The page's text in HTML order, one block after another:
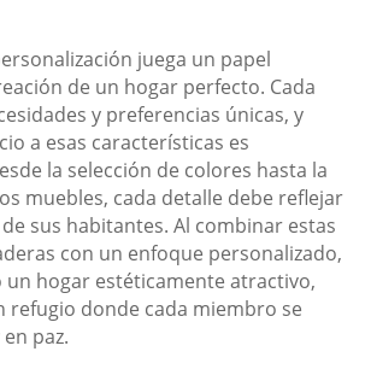
juega un papel
de un hogar perfecto. Cada
y preferencias únicas, y
a esas características es
la selección de colores hasta la
muebles, cada detalle debe reflejar
sus habitantes. Al combinar estas
con un enfoque personalizado,
un hogar estéticamente atractivo,
refugio donde cada miembro se
paz.